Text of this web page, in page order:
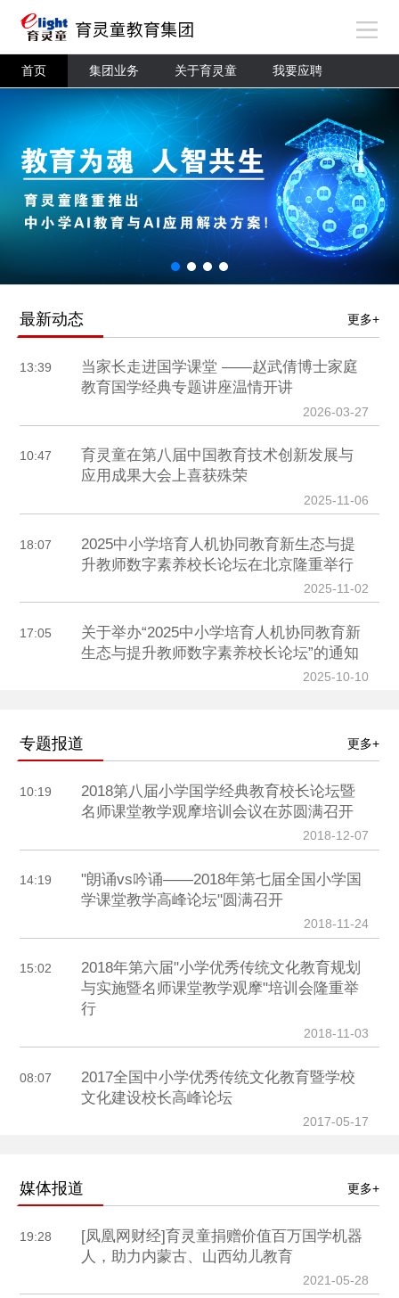
首页 集团业务 关于育灵童 我要应聘
最新动态 更多+
13:39
当家长走进国学课堂 ——赵武倩博士家庭
教育国学经典专题讲座温情开讲
2026-03-27
10:47
育灵童在第八届中国教育技术创新发展与
应用成果大会上喜获殊荣
2025-11-06
18:07
2025中小学培育人机协同教育新生态与提
升教师数字素养校长论坛在北京隆重举行
2025-11-02
17:05
关于举办“2025中小学培育人机协同教育新
生态与提升教师数字素养校长论坛”的通知
2025-10-10
专题报道 更多+
10:19
2018第八届小学国学经典教育校长论坛暨
名师课堂教学观摩培训会议在苏圆满召开
2018-12-07
14:19
"朗诵vs吟诵——2018年第七届全国小学国
学课堂教学高峰论坛"圆满召开
2018-11-24
15:02
2018年第六届"小学优秀传统文化教育规划
与实施暨名师课堂教学观摩"培训会隆重举
行
2018-11-03
08:07
2017全国中小学优秀传统文化教育暨学校
文化建设校长高峰论坛
2017-05-17
媒体报道 更多+
19:28
[凤凰网财经]育灵童捐赠价值百万国学机器
人，助力内蒙古、山西幼儿教育
2021-05-28